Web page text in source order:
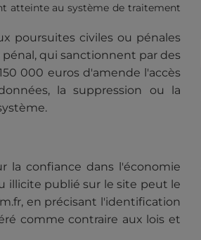
atteinte au système de traitement
poursuites civiles ou pénales
qui sanctionnent par des
000 euros d'amende l'accès
la suppression ou la
la confiance dans l'économie
illicite publié sur le site peut le
en précisant l'identification
comme contraire aux lois et